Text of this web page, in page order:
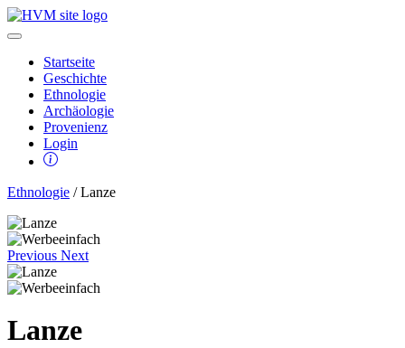
Startseite
Geschichte
Ethnologie
Archäologie
Provenienz
Login
Ethnologie / Lanze
Previous Next
Lanze